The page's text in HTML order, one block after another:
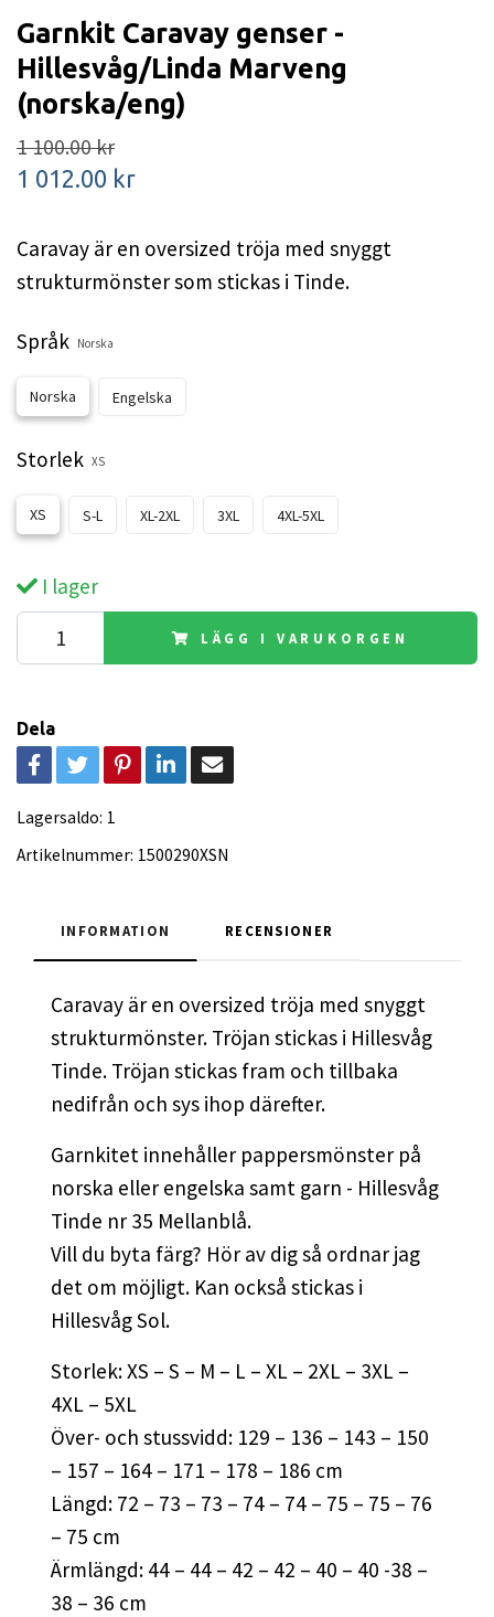
Garnkit Caravay genser -
Hillesvåg/Linda Marveng
(norska/eng)
1 100.00 kr
1 012.00 kr
Caravay är en oversized tröja med snyggt
strukturmönster som stickas i Tinde.
Språk Norska
Norska Engelska
Storlek XS
XS S-L XL-2XL 3XL 4XL-5XL
I lager
LÄGG I VARUKORGEN
Dela
Lagersaldo: 1
Artikelnummer: 1500290XSN
INFORMATION RECENSIONER
Caravay är en oversized tröja med snyggt
strukturmönster. Tröjan stickas i Hillesvåg
Tinde. Tröjan stickas fram och tillbaka
nedifrån och sys ihop därefter.
Garnkitet innehåller pappersmönster på
norska eller engelska samt garn - Hillesvåg
Tinde nr 35 Mellanblå.
Vill du byta färg? Hör av dig så ordnar jag
det om möjligt. Kan också stickas i
Hillesvåg Sol.
Storlek: XS – S – M – L – XL – 2XL – 3XL –
4XL – 5XL
Över- och stussvidd: 129 – 136 – 143 – 150
– 157 – 164 – 171 – 178 – 186 cm
Längd: 72 – 73 – 73 – 74 – 74 – 75 – 75 – 76
– 75 cm
Ärmlängd: 44 – 44 – 42 – 42 – 40 – 40 -38 –
38 – 36 cm